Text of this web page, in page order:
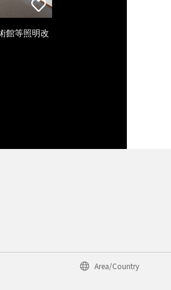
館等照明改
Area/Country